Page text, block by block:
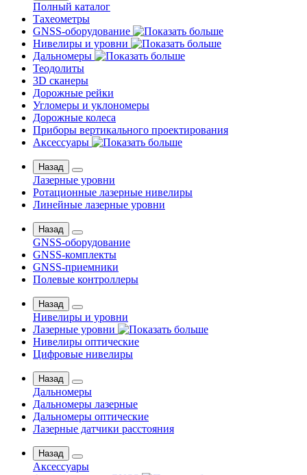
Полный каталог
Тахеометры
GNSS-оборудование
Нивелиры и уровни
Дальномеры
Теодолиты
3D сканеры
Дорожные рейки
Угломеры и уклономеры
Дорожные колеса
Приборы вертикального проектирования
Аксессуары
Назад
Лазерные уровни
Ротационные лазерные нивелиры
Линейные лазерные уровни
Назад
GNSS-оборудование
GNSS-комплекты
GNSS-приемники
Полевые контроллеры
Назад
Нивелиры и уровни
Лазерные уровни
Нивелиры оптические
Цифровые нивелиры
Назад
Дальномеры
Дальномеры лазерные
Дальномеры оптические
Лазерные датчики расстояния
Назад
Аксессуары